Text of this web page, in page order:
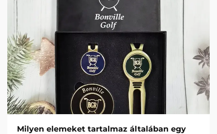
Milyen elemeket tartalmaz általában egy